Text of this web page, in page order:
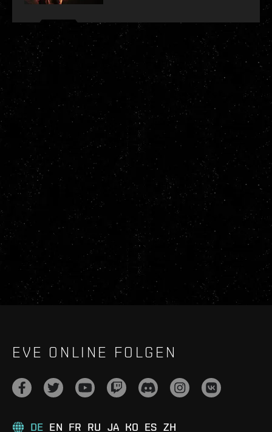
EVE ONLINE FOLGEN
DE EN FR RU JA KO ES ZH